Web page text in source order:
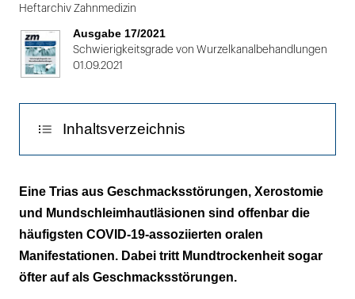
1
von
2
Heftarchiv Zahnmedizin
Ausgabe 17/2021
Schwierigkeitsgrade von Wurzelkanalbehandlungen
01.09.2021
Inhaltsverzeichnis
Ist Xerostomie ein Frühsymptom?
Auch Halitosis trat vermehrt auf
Eine Trias aus Geschmacksstörungen, Xerostomie
und Mundschleimhautläsionen sind offenbar die
häufigsten COVID-19-assoziierten oralen
Manifestationen. Dabei tritt Mundtrockenheit sogar
öfter auf als Geschmacksstörungen.